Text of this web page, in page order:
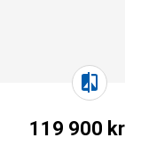
119 900 kr